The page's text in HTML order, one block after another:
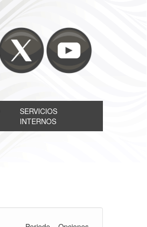
SERVICIOS
INTERNOS